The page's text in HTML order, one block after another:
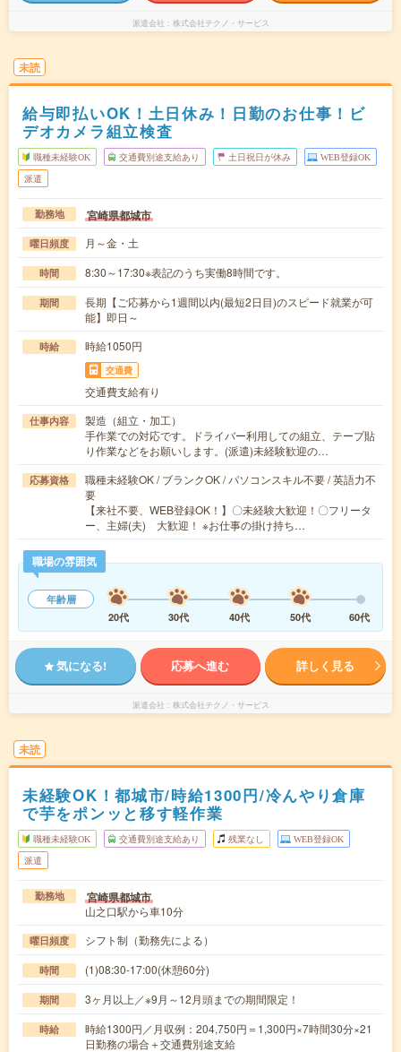
派遣会社 株式会社テクノ・サービス
未読
給与即払いOK！土日休み！日勤のお仕事！ビ
デオカメラ組立検査
職種未経験OK 交通費別途支給あり 土日祝日が休み WEB登録OK
派遣
勤務地 宮崎県都城市
曜日頻度 月～金・土
時間 8:30～17:30※表記のうち実働8時間です。
期間
長期【ご応募から1週間以内(最短2日目)のスピード就業が可
能】即日～
時給 時給1050円
交通費
交通費支給有り
仕事内容
製造（組立・加工）
手作業での対応です。ドライバー利用しての組立、テープ貼
り作業などをお願いします。(派遣)未経験歓迎の…
応募資格
職種未経験OK / ブランクOK / パソコンスキル不要 / 英語力不
要
【来社不要、WEB登録OK！】〇未経験大歓迎！〇フリータ
ー、主婦(夫) 大歓迎！ ※お仕事の掛け持ち…
職場の雰囲気
年齢層
20代
30代 40代 50代 60代
気になる! 応募へ進む 詳しく見る
派遣会社 株式会社テクノ・サービス
未読
未経験OK！都城市/時給1300円/冷んやり倉庫
で芋をポンッと移す軽作業
職種未経験OK 交通費別途支給あり 残業なし WEB登録OK
派遣
勤務地 宮崎県都城市
山之口駅から車10分
曜日頻度 シフト制（勤務先による）
時間 (1)08:30-17:00(休憩60分)
期間 3ヶ月以上／※9月～12月頭までの期間限定！
時給
時給1300円／月収例：204,750円＝1,300円×7時間30分×21
日勤務の場合＋交通費別途支給